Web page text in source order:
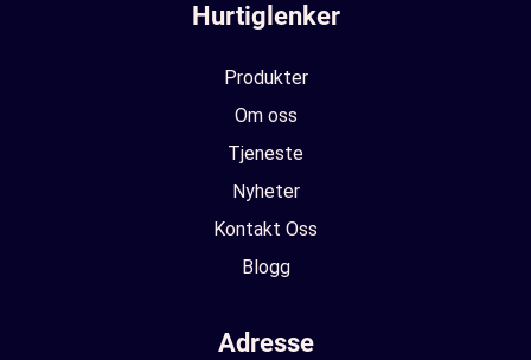
Hurtiglenker
Produkter
Om oss
Tjeneste
Nyheter
Kontakt Oss
Blogg
Adresse